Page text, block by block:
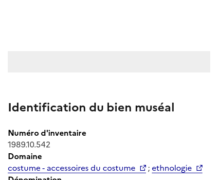
Identification du bien muséal
Numéro d'inventaire
1989.10.542
Domaine
costume - accessoires du costume
;ethnologie